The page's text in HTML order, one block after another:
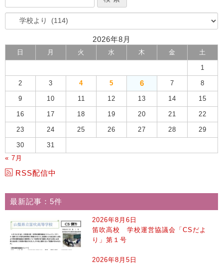
2026年8月
日 月 火 水 木 金 土
1
2 3 4 5 6 7 8
9 10 11 12 13 14 15
16 17 18 19 20 21 22
23 24 25 26 27 28 29
30
31
« 7月
RSS配信中
最新記事：5件
2026年8月6日
笛吹高校 学校運営協議会「CSだよ
り」第１号
2026年8月5日